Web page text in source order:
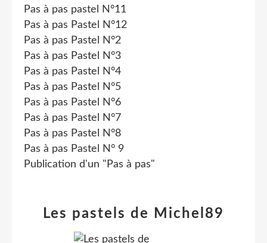
Pas à pas pastel N°11
Pas à pas Pastel N°12
Pas à pas Pastel N°2
Pas à pas Pastel N°3
Pas à pas Pastel N°4
Pas à pas Pastel N°5
Pas à pas Pastel N°6
Pas à pas Pastel N°7
Pas à pas Pastel N°8
Pas à pas Pastel N° 9
Publication d'un "Pas à pas"
Les pastels de Michel89